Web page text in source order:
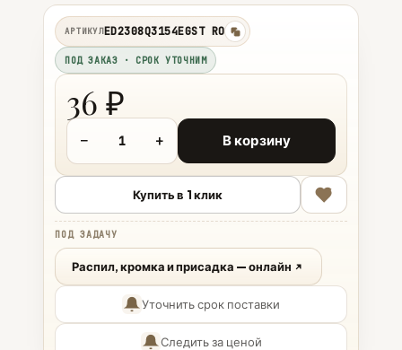
АРТИКУЛED2308Q3154EGST RO
копировать
ПОД ЗАКАЗ · СРОК УТОЧНИМ
36 ₽
− + В корзину
Купить в 1 клик
ПОД ЗАДАЧУ
Распил, кромка и присадка — онлайн
Уточнить срок поставки
Следить за ценой